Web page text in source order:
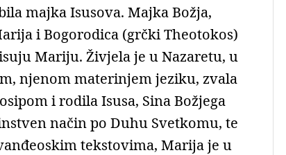
majka Isusova. Majka Božja,
i Bogorodica (grčki Theotokos)
Mariju. Živjela je u Nazaretu, u
njenom materinjem jeziku, zvala
i rodila Isusa, Sina Božjega
način po Duhu Svetkomu, te
tekstovima, Marija je u